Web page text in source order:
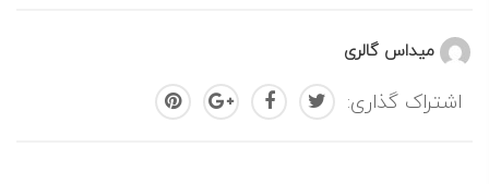
میداس گالری
اشتراک گذاری: